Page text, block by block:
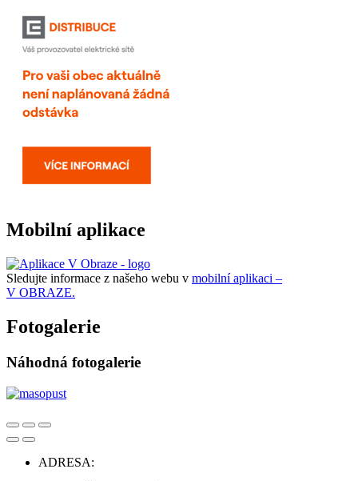
Mobilní aplikace
Sledujte informace z našeho webu v mobilní aplikaci –
V OBRAZE.
Fotogalerie
Náhodná fotogalerie
ADRESA: